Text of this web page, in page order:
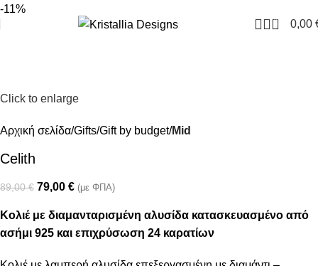
0 0,00
-11%
Click to enlarge
Αρχική σελίδα Gifts Gift by budget Mid
Celith
89,00€ 79,00 € (με ΦΠΑ)
Κολιέ με διαμανταρισμένη αλυσίδα κατασκευασμένο από
ασήμι 925 και επιχρύσωση 24 καρατίων